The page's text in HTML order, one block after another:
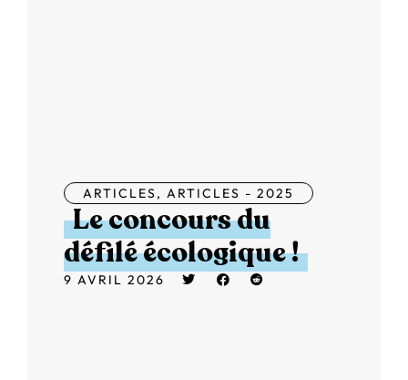
ARTICLES, ARTICLES - 2025
Le concours du
défilé écologique !
9 AVRIL 2026